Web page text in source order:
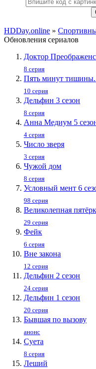
HDDay.online »
Обновления сериалов
Доктор
8 серия
Пять минут тишины.
10 серия
Дельфин 3 сезон
8 серия
Анна Медиум 5
4 серия
Число зверя
3 серия
Чужой дом
8 серия
Условный мент 6
98 серия
Великолепная
29 серия
Фейк
6 серия
Вне закона
12 серия
Дельфин 2 сезон
24 серия
Дельфин 1 сезон
20 серия
Бывшая по вызову
анонс
Суета
8 серия
Леший